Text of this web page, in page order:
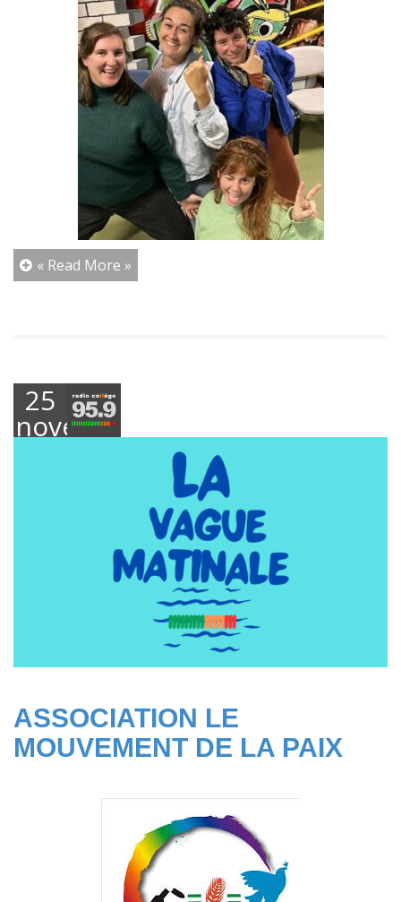
« Read More »
25
novembre
ASSOCIATION LE
MOUVEMENT DE LA PAIX